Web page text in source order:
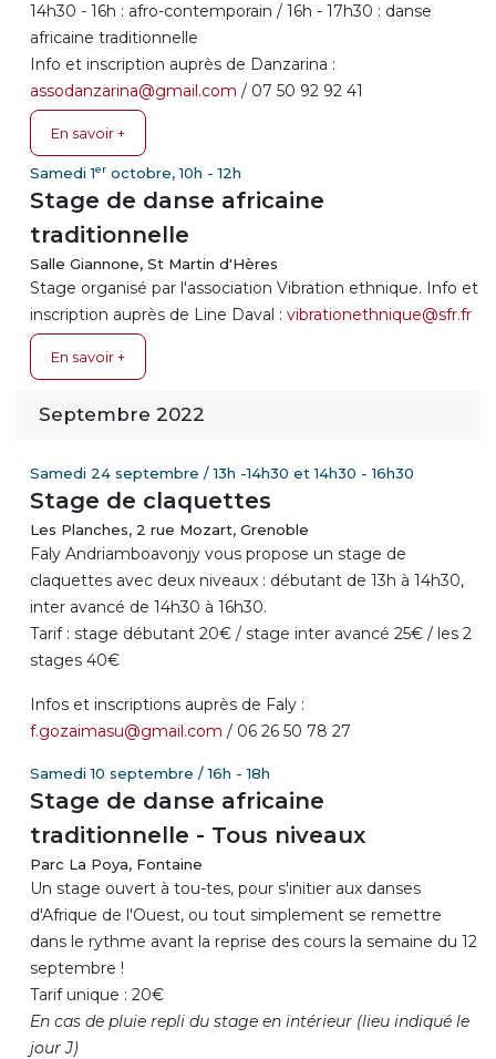
14h30 - 16h : afro-contemporain / 16h - 17h30 : danse
africaine traditionnelle
Info et inscription auprès de Danzarina :
assodanzarina@gmail.com / 07 50 92 92 41
En savoir +
Samedi 1er octobre, 10h - 12h
Stage de danse africaine
traditionnelle
Salle Giannone, St Martin d'Hères
Stage organisé par l'association Vibration ethnique. Info et
inscription auprès de Line Daval : vibrationethnique@sfr.fr
En savoir +
Septembre 2022
Samedi 24 septembre / 13h -14h30 et 14h30 - 16h30
Stage de claquettes
Les Planches, 2 rue Mozart, Grenoble
Faly Andriamboavonjy vous propose un stage de
claquettes avec deux niveaux : débutant de 13h à 14h30,
inter avancé de 14h30 à 16h30.
Tarif : stage débutant 20€ / stage inter avancé 25€ / les 2
stages 40€
Infos et inscriptions auprès de Faly :
f.gozaimasu@gmail.com / 06 26 50 78 27
Samedi 10 septembre / 16h - 18h
Stage de danse africaine
traditionnelle - Tous niveaux
Parc La Poya, Fontaine
Un stage ouvert à tou-tes, pour s'initier aux danses
d'Afrique de l'Ouest, ou tout simplement se remettre
dans le rythme avant la reprise des cours la semaine du 12
septembre !
Tarif unique : 20€
En cas de pluie repli du stage en intérieur (lieu indiqué le
jour J)